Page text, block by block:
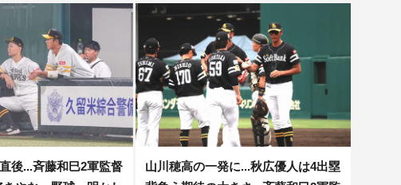
後...斉藤和巳2軍監督
山川穂高の一発に...秋広優人は4出塁